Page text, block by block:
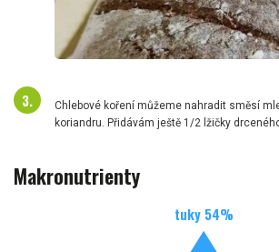
Chlebové koření můžeme nahradit směsí
koriandru. Přidávám ještě 1/2 lžičky
Makronutrienty
tuky 54%